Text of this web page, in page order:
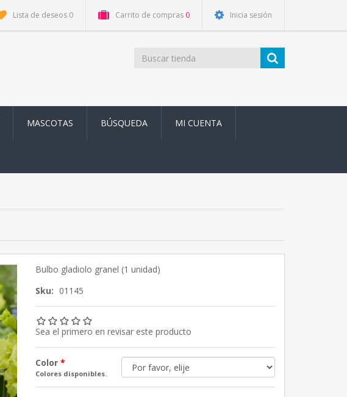
Lista de deseos 0 Carrito de compras 0 Inicia sesión
MASCOTAS BÚSQUEDA MI CUENTA
Bulbo gladiolo granel (1 unidad)
Sku: 01145
Sea el primero en revisar este producto
Color*
Colores disponibles.